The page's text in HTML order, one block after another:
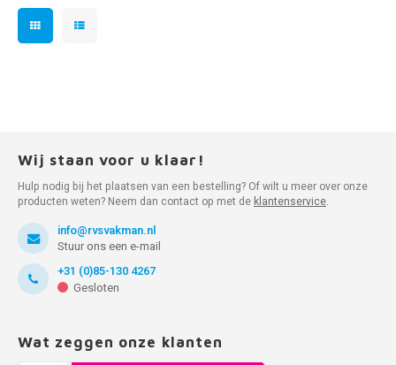
Wij staan voor u klaar!
Hulp nodig bij het plaatsen van een bestelling? Of wilt u meer over onze
producten weten? Neem dan contact op met de klantenservice.
info@rvsvakman.nl
Stuur ons een e-mail
+31 (0)85-130 4267
Gesloten
Wat zeggen onze klanten